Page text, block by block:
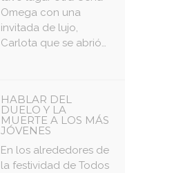
Omega con una
invitada de lujo,
Carlota que se abrió…
HABLAR DEL
DUELO Y LA
MUERTE A LOS MÁS
JÓVENES
En los alrededores de
la festividad de Todos